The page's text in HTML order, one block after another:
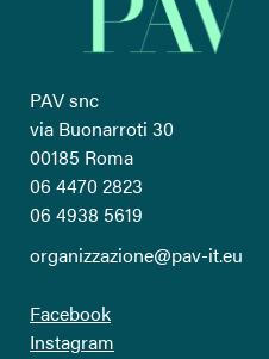
PAV snc
via Buonarroti 30
00185 Roma
06 4470 2823
06 4938 5619
organizzazione@pav-it.eu
Facebook
Instagram